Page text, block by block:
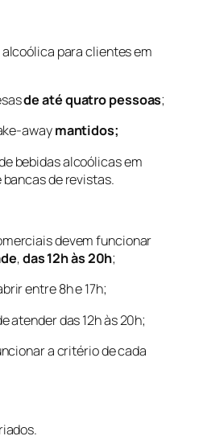
para clientes em
de até quatro pessoas;
awaymantidos;
bebidas alcoólicas em
de revistas.
devem funcionar
,das 12h às 20h;
entre 8h e 17h;
atender das 12h às 20h;
a critério de cada